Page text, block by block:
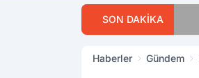
SON DAKİKA
Haberler Gündem